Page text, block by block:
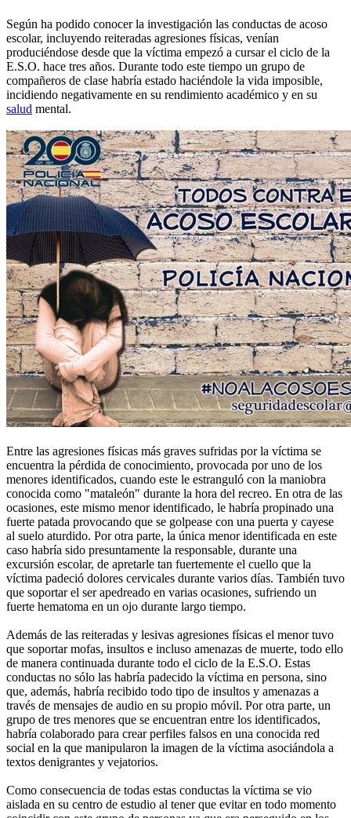
Según ha podido conocer la investigación las conductas de acoso
escolar, incluyendo reiteradas agresiones físicas, venían
produciéndose desde que la víctima empezó a cursar el ciclo de la
E.S.O. hace tres años. Durante todo este tiempo un grupo de
compañeros de clase habría estado haciéndole la vida imposible,
incidiendo negativamente en su rendimiento académico y en su
salud mental.
Entre las agresiones físicas más graves sufridas por la víctima se
encuentra la pérdida de conocimiento, provocada por uno de los
menores identificados, cuando este le estranguló con la maniobra
conocida como "mataleón" durante la hora del recreo. En otra de las
ocasiones, este mismo menor identificado, le habría propinado una
fuerte patada provocando que se golpease con una puerta y cayese
al suelo aturdido. Por otra parte, la única menor identificada en este
caso habría sido presuntamente la responsable, durante una
excursión escolar, de apretarle tan fuertemente el cuello que la
víctima padeció dolores cervicales durante varios días. También tuvo
que soportar el ser apedreado en varias ocasiones, sufriendo un
fuerte hematoma en un ojo durante largo tiempo.
Además de las reiteradas y lesivas agresiones físicas el menor tuvo
que soportar mofas, insultos e incluso amenazas de muerte, todo ello
de manera continuada durante todo el ciclo de la E.S.O. Estas
conductas no sólo las habría padecido la víctima en persona, sino
que, además, habría recibido todo tipo de insultos y amenazas a
través de mensajes de audio en su propio móvil. Por otra parte, un
grupo de tres menores que se encuentran entre los identificados,
habría colaborado para crear perfiles falsos en una conocida red
social en la que manipularon la imagen de la víctima asociándola a
textos denigrantes y vejatorios.
Como consecuencia de todas estas conductas la víctima se vio
aislada en su centro de estudio al tener que evitar en todo momento